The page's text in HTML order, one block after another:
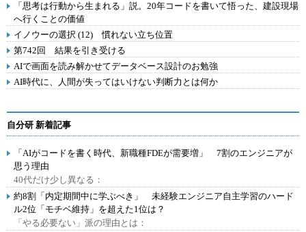
「思考は行動から生まれる」説。20年コードを書いて悟った、建設現場
へ行くことの価値
イノウーの選択 (12) 慣れない立ち位置
第742回 結果を引き受ける
AIで画面を読み解かせてデータベース設計のお勉強
AI時代に、人間が失ってはいけない判断力とは何か
自分研 新着記事
「AIがコードを書く時代、新職種FDEが需要増」 7割のエンジニアが
思う理由
40代だけ少し異なる：
約8割「内定期間中に学ぶべき」 未経験エンジニア自主学習のハード
ル2位「モチベ維持」を超えた1位は？
「やる必要ない」派の理由とは：